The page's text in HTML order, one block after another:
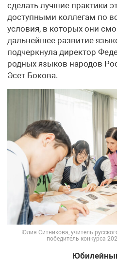
сделать лучшие практики
доступными коллегам по
условия, в которых они
дальнейшее развитие
подчеркнула директор
родных языков народов
Эсет Бокова.
Юлия Ситникова, учитель
победитель конкурса